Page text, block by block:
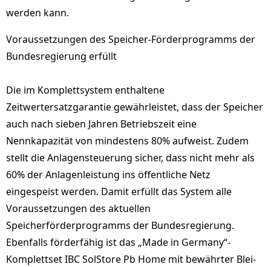
werden kann.
Voraussetzungen des Speicher-Förderprogramms der
Bundesregierung erfüllt
Die im Komplettsystem enthaltene
Zeitwertersatzgarantie gewährleistet, dass der Speicher
auch nach sieben Jahren Betriebszeit eine
Nennkapazität von mindestens 80% aufweist. Zudem
stellt die Anlagensteuerung sicher, dass nicht mehr als
60% der Anlagenleistung ins öffentliche Netz
eingespeist werden. Damit erfüllt das System alle
Voraussetzungen des aktuellen
Speicherförderprogramms der Bundesregierung.
Ebenfalls förderfähig ist das „Made in Germany“-
Komplettset IBC SolStore Pb Home mit bewährter Blei-